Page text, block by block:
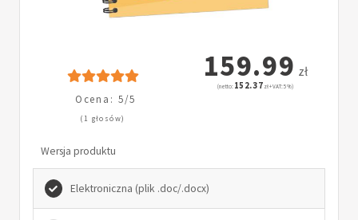
Ocena: 5/5
(1 głosów)
159.99 zł
(netto: 152.37 zł + VAT: 5%)
Wersja produktu
Elektroniczna (plik .doc/.docx)